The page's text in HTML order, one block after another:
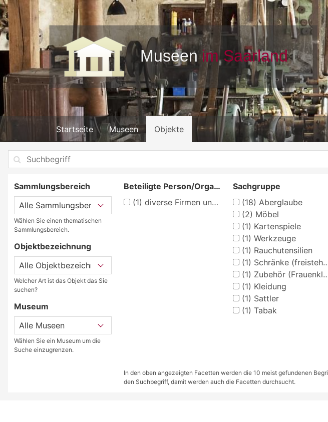
Startseite Museen Objekte
Sammlungsbereich
Wählen Sie einen thematischen
Sammlungsbereich.
Objektbezeichnung
Welcher Art ist das Objekt das Sie
suchen?
Museum
Wählen Sie ein Museum um die
Suche einzugrenzen.
Beteiligte Person/Organisation
(1) diverse Firmen und Hersteller
Sachgruppe
(18) Aberglaube
(2) Möbel
(1) Kartenspiele
(1) Werkzeuge
(1) Rauchutensilien
(1) Schränke (freistehend)
(1) Zubehör (Frauenkleidung)
(1) Kleidung
(1) Sattler
(1) Tabak
In den oben angezeigten Facetten werden die 10 meist gefundenen
den Suchbegriff, damit werden auch die Facetten durchsucht.